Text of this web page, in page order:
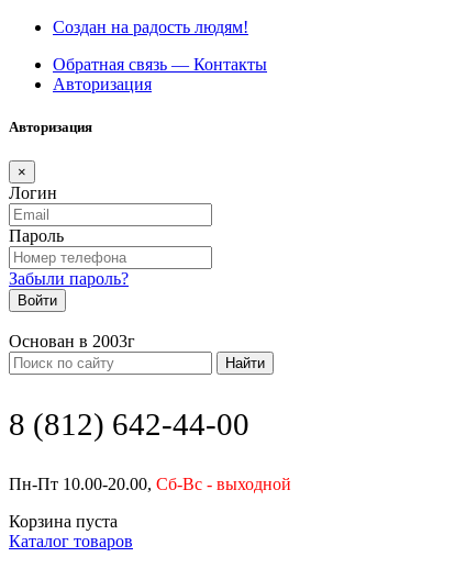
Создан на радость людям!
Обратная связь — Контакты
Авторизация
Авторизация
×
Логин
Пароль
Забыли пароль?
Войти
Основан в 2003г
Найти
8 (812) 642-44-00
Пн-Пт 10.00-20.00, Сб-Вс - выходной
Корзина пуста
Каталог товаров